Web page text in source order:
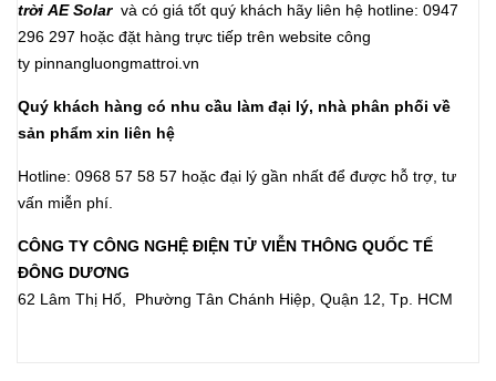
trời AE Solar và có giá tốt quý khách hãy liên hệ hotline: 0947
296 297 hoặc đặt hàng trực tiếp trên website công
ty pinnangluongmattroi.vn
Quý khách hàng có nhu cầu làm đại lý, nhà phân phối về
sản phẩm xin liên hệ
Hotline: 0968 57 58 57 hoặc đại lý gần nhất để được hỗ trợ, tư
vấn miễn phí.
CÔNG TY CÔNG NGHỆ ĐIỆN TỬ VIỄN THÔNG QUỐC TẾ
ĐÔNG DƯƠNG
62 Lâm Thị Hố, Phường Tân Chánh Hiệp, Quận 12, Tp. HCM